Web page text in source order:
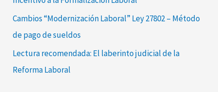
Cambios “Modernización Laboral” Ley 27802 – Método
de pago de sueldos
Lectura recomendada: El laberinto judicial de la
Reforma Laboral